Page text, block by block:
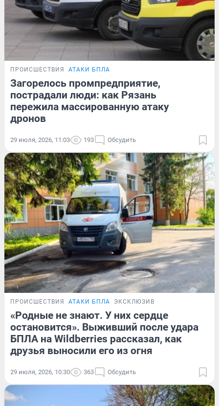
ПРОИСШЕСТВИЯ АТАКИ БПЛА
Загорелось промпредприятие,
пострадали люди: как Рязань
пережила массированную атаку
дронов
29 июля, 2026, 11:03 193 Обсудить
ПРОИСШЕСТВИЯ АТАКИ БПЛА ЭКСКЛЮЗИВ
«Родные не знают. У них сердце
остановится». Выживший после удара
БПЛА на Wildberries рассказал, как
друзья выносили его из огня
29 июля, 2026, 10:30 363 Обсудить